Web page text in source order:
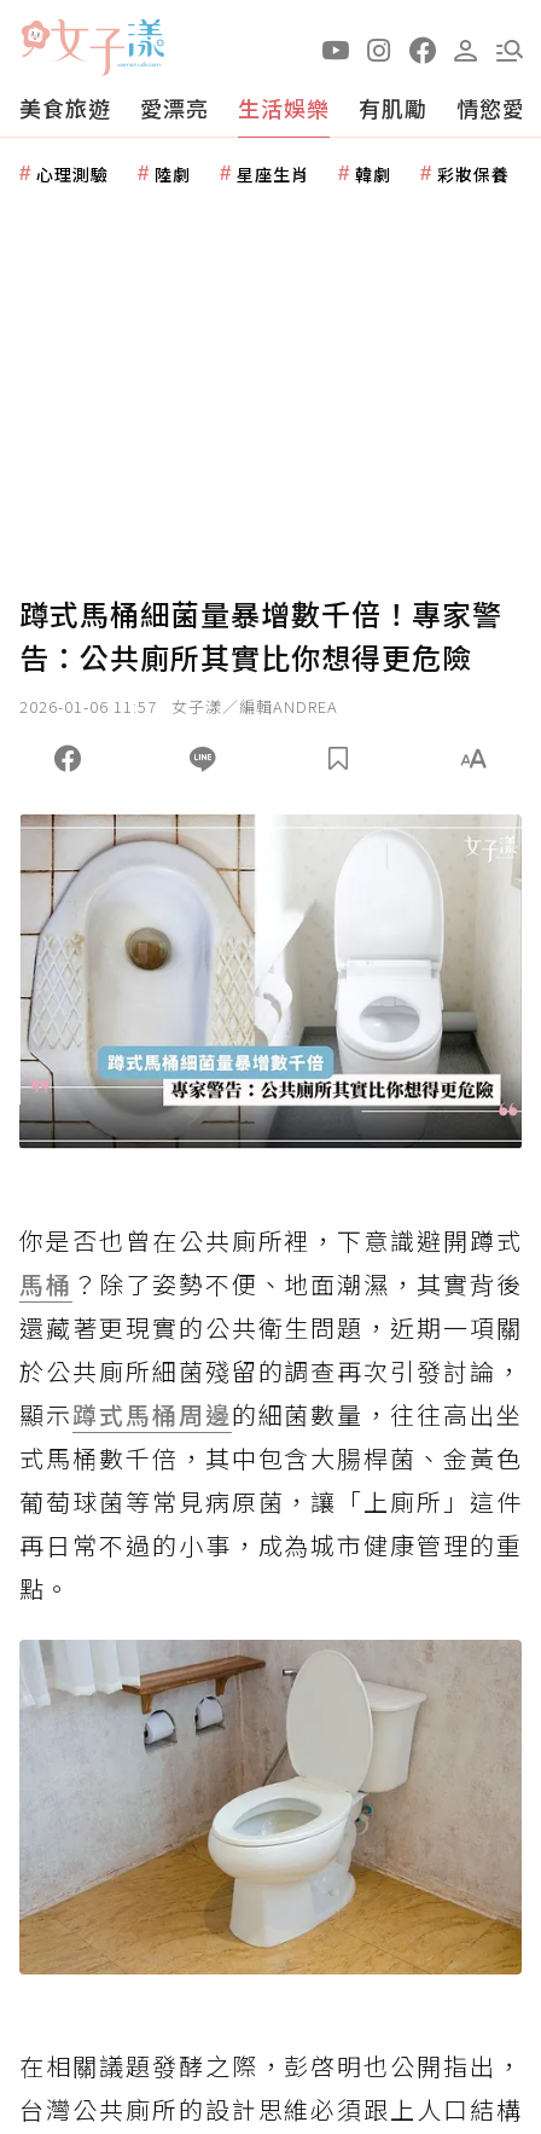
美食旅遊 愛漂亮 生活娛樂 有肌勵 情慾愛
心理測驗 陸劇 星座生肖 韓劇 彩妝保養
蹲式馬桶細菌量暴增數千倍！專家警
告：公共廁所其實比你想得更危險
2026-01-06 11:57 女子漾／編輯ANDREA
你是否也曾在公共廁所裡，下意識避開蹲式
馬桶 ？除了姿勢不便、地面潮濕，其實背後
還藏著更現實的公共衛生問題，近期一項關
於公共廁所細菌殘留的調查再次引發討論，
顯示蹲式馬桶周邊的細菌數量，往往高出坐
式馬桶數千倍，其中包含大腸桿菌、金黃色
葡萄球菌等常見病原菌，讓「上廁所」這件
再日常不過的小事，成為城市健康管理的重
點。
在相關議題發酵之際，彭啓明也公開指出，
台灣公共廁所的設計思維必須跟上人口結構